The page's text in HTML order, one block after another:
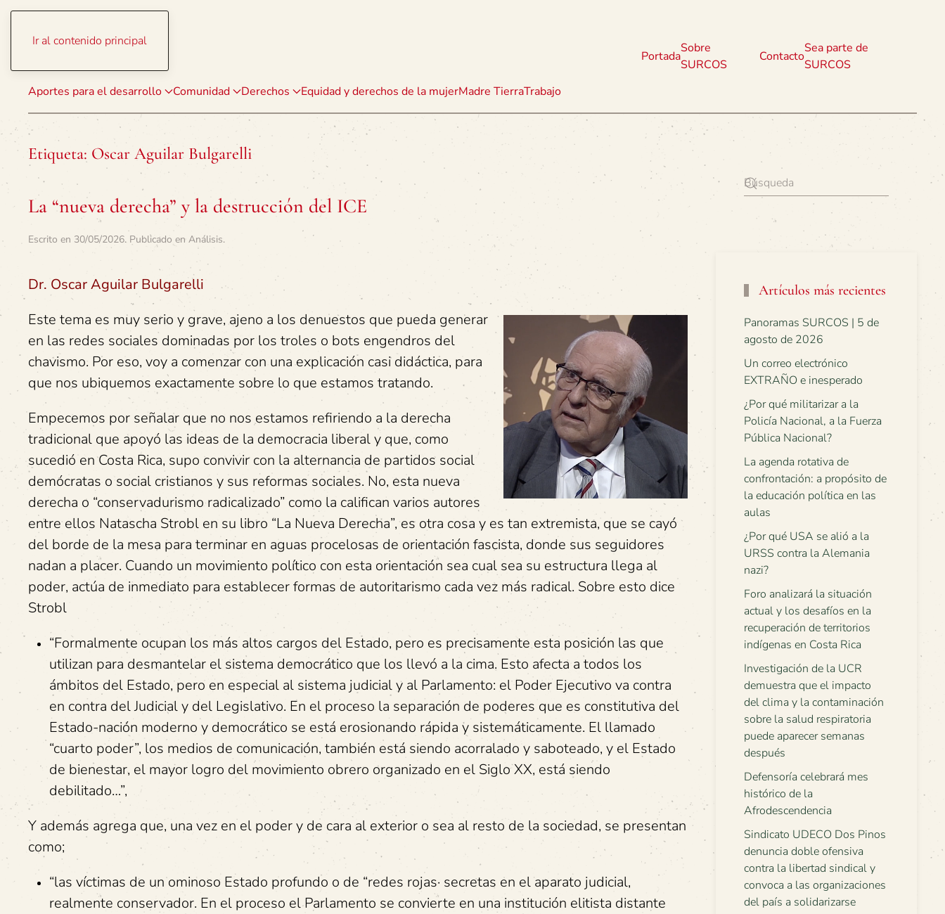
Ir al contenido principal
Aportes para el desarrollo Comunidad Derechos Equidad y derechos de la mujerMadre TierraTrabajo
Portada
Sobre
SURCOS
Contacto
Sea parte de
SURCOS
Etiqueta: Oscar Aguilar Bulgarelli
La “nueva derecha” y la destrucción del ICE
Escrito en 30/05/2026. Publicado en Análisis.
Dr. Oscar Aguilar Bulgarelli
Este tema es muy serio y grave, ajeno a los denuestos que pueda generar
en las redes sociales dominadas por los troles o bots engendros del
chavismo. Por eso, voy a comenzar con una explicación casi didáctica, para
que nos ubiquemos exactamente sobre lo que estamos tratando.
Empecemos por señalar que no nos estamos refiriendo a la derecha
tradicional que apoyó las ideas de la democracia liberal y que, como
sucedió en Costa Rica, supo convivir con la alternancia de partidos social
demócratas o social cristianos y sus reformas sociales. No, esta nueva
derecha o “conservadurismo radicalizado” como la califican varios autores
entre ellos Natascha Strobl en su libro “La Nueva Derecha”, es otra cosa y es tan extremista, que se cayó
del borde de la mesa para terminar en aguas procelosas de orientación fascista, donde sus seguidores
nadan a placer. Cuando un movimiento político con esta orientación sea cual sea su estructura llega al
poder, actúa de inmediato para establecer formas de autoritarismo cada vez más radical. Sobre esto dice
Strobl
“Formalmente ocupan los más altos cargos del Estado, pero es precisamente esta posición las que
utilizan para desmantelar el sistema democrático que los llevó a la cima. Esto afecta a todos los
ámbitos del Estado, pero en especial al sistema judicial y al Parlamento: el Poder Ejecutivo va contra
en contra del Judicial y del Legislativo. En el proceso la separación de poderes que es constitutiva del
Estado-nación moderno y democrático se está erosionando rápida y sistemáticamente. El llamado
“cuarto poder”, los medios de comunicación, también está siendo acorralado y saboteado, y el Estado
de bienestar, el mayor logro del movimiento obrero organizado en el Siglo XX, está siendo
debilitado…”,
Y además agrega que, una vez en el poder y de cara al exterior o sea al resto de la sociedad, se presentan
como;
“las víctimas de un ominoso Estado profundo o de “redes rojas· secretas en el aparato judicial,
realmente conservador. En el proceso el Parlamento se convierte en una institución elitista distante
Artículos más recientes
Panoramas SURCOS | 5 de
agosto de 2026
Un correo electrónico
EXTRAÑO e inesperado
¿Por qué militarizar a la
Policía Nacional, a la Fuerza
Pública Nacional?
La agenda rotativa de
confrontación: a propósito de
la educación política en las
aulas
¿Por qué USA se alió a la
URSS contra la Alemania
nazi?
Foro analizará la situación
actual y los desafíos en la
recuperación de territorios
indígenas en Costa Rica
Investigación de la UCR
demuestra que el impacto
del clima y la contaminación
sobre la salud respiratoria
puede aparecer semanas
después
Defensoría celebrará mes
histórico de la
Afrodescendencia
Sindicato UDECO Dos Pinos
denuncia doble ofensiva
contra la libertad sindical y
convoca a las organizaciones
del país a solidarizarse